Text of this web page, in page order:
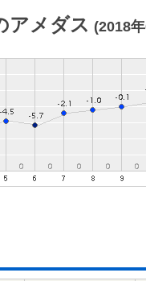
アメダス (2018